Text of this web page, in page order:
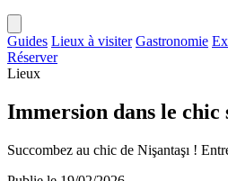
Guides Lieux à visiter Gastronomie
Réserver
Lieux
Immersion dans le chic
Succombez au chic de Nişantaşı !